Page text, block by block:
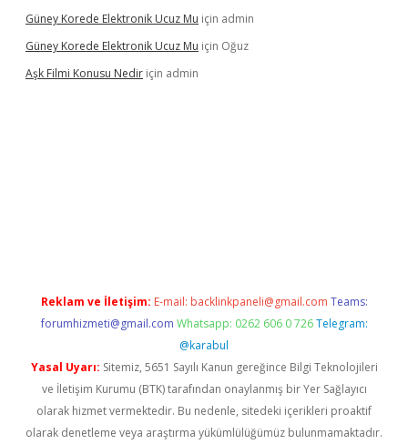
Güney Korede Elektronik Ucuz Mu için admin
Güney Korede Elektronik Ucuz Mu için Oğuz
Aşk Filmi Konusu Nedir için admin
Reklam ve İletişim: E-mail: backlinkpaneli@gmail.com Teams:
forumhizmeti@gmail.com Whatsapp: 0262 606 0 726 Telegram:
@karabul
Yasal Uyarı: Sitemiz, 5651 Sayılı Kanun gereğince Bilgi Teknolojileri
ve İletişim Kurumu (BTK) tarafından onaylanmış bir Yer Sağlayıcı
olarak hizmet vermektedir. Bu nedenle, sitedeki içerikleri proaktif
olarak denetleme veya araştırma yükümlülüğümüz bulunmamaktadır.